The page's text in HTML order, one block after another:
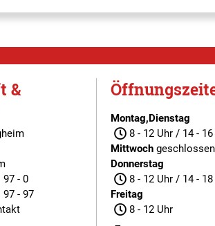
&
97 - 0
97 - 97
Montag,Dienstag
8 - 12 Uhr / 14 -
Mittwoch geschlossen
Donnerstag
8 - 12 Uhr / 14 -
Freitag
8 - 12 Uhr